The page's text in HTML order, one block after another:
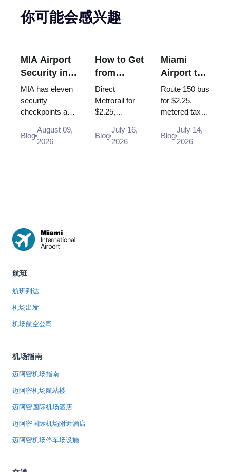
你可能会感兴趣
MIA Airport
Security in
2026:
Checkpoints,
Wait Times
and Liquids
Rules
MIA has eleven
security
checkpoints and
the same hours:
only Checkpoint
Blog
August 09,
2026
How to Get
from
Miami
Airport to
Brickell
Direct
Metrorail for
$2.25,
~$30-35 or
Uber - every
Blog
July 16,
2026
Miami
Airport to
South
Beach:
Bus 150,
Taxi, Uber
(2026
Route 150 bus
for $2.25,
metered taxi
$35 flat rate is
gone) or Uber
Blog
July 14,
2026
航班
航班到达
机场出发
机场航空公司
机场指南
迈阿密机场指南
迈阿密机场航站楼
迈阿密国际机场酒店
迈阿密国际机场附近酒店
迈阿密机场停车场设施